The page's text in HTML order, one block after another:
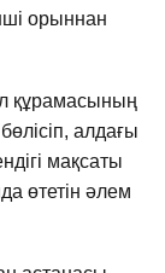
орыннан
құрамасының
алдағы
мақсаты
өтетін әлем